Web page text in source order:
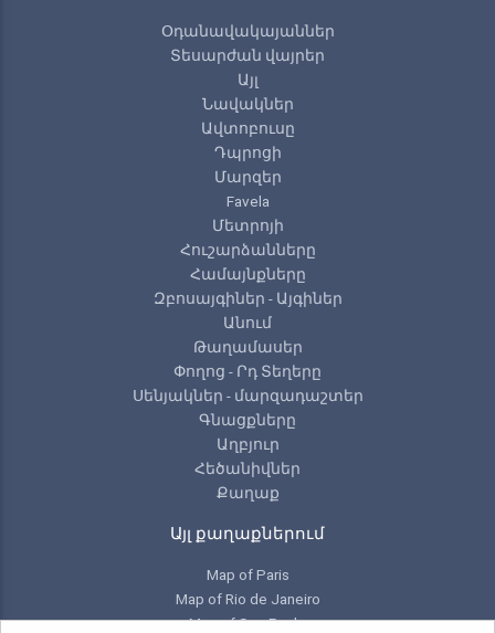
Օդանավակայաններ
Տեսարժան վայրեր
Այլ
Նավակներ
Ավտոբուսը
Դպրոցի
Մարզեր
Favela
Մետրոյի
Հուշարձանները
Համայնքները
Զբոսայգիներ - Այգիներ
Անում
Թաղամասեր
Փողոց - Րդ Տեղերը
Սենյակներ - մարզադաշտեր
Գնացքները
Աղբյուր
Հեծանիվներ
Քաղաք
Այլ քաղաքներում
Map of Paris
Map of Rio de Janeiro
Map of Sao Paulo